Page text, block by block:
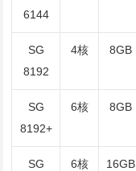
6144
SG
8192
4核 8GB
SG
8192+
6核 8GB
SG
6核 16GB